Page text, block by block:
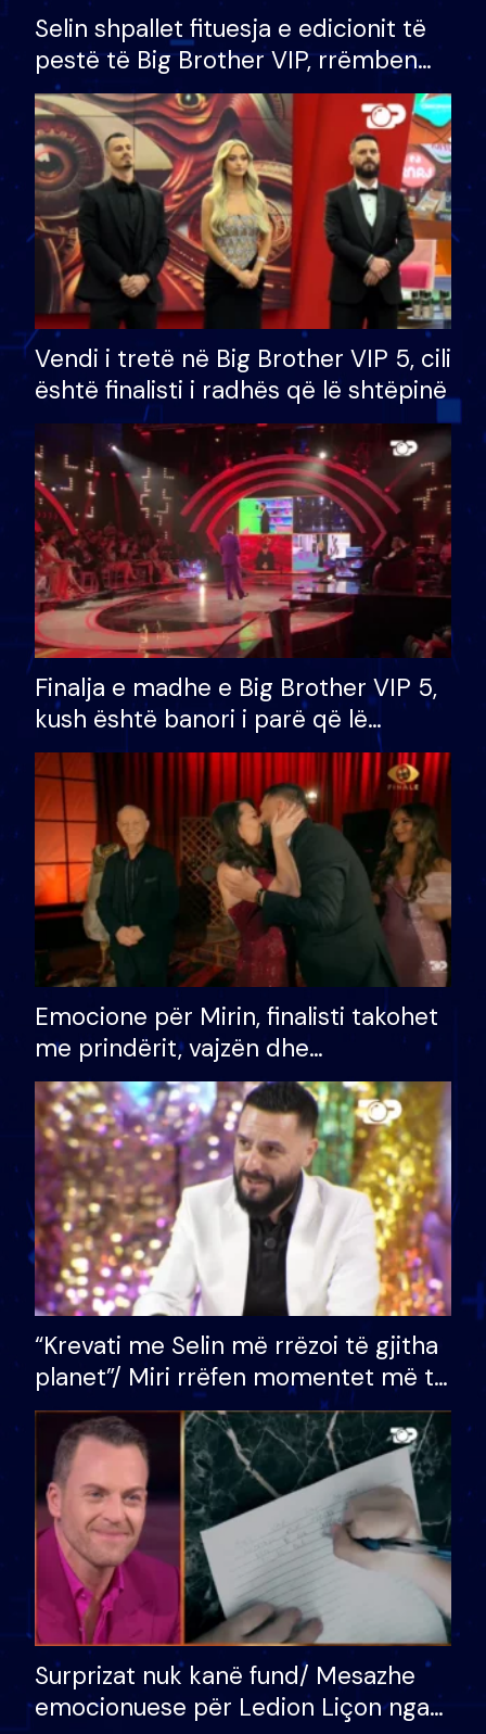
Selin shpallet fituesja e edicionit të
pestë të Big Brother VIP, rrëmben
çmimin e madh prej 100 mijë eurosh
Vendi i tretë në Big Brother VIP 5, cili
është finalisti i radhës që lë shtëpinë
Finalja e madhe e Big Brother VIP 5,
kush është banori i parë që lë
shtëpinë dhe humb mundësinë për
të fituar çmimin e madh
Emocione për Mirin, finalisti takohet
me prindërit, vajzën dhe
bashkëshorten: S’kemi ndonjë letër
divorci apo jo?
“Krevati me Selin më rrëzoi të gjitha
planet”/ Miri rrëfen momentet më të
bukura në shtëpinë e BB VIP: Do më
mungojë zilja e mëngjesit kur…
Surprizat nuk kanë fund/ Mesazhe
emocionuese për Ledion Liçon nga